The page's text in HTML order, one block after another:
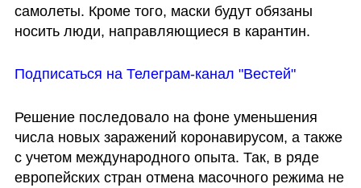
самолеты. Кроме того, маски будут обязаны
носить люди, направляющиеся в карантин.
Подписаться на Телеграм-канал "Вестей"
Решение последовало на фоне уменьшения
числа новых заражений коронавирусом, а также
с учетом международного опыта. Так, в ряде
европейских стран отмена масочного режима не